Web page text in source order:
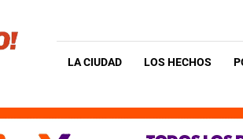
LA CIUDAD LOS HECHOS